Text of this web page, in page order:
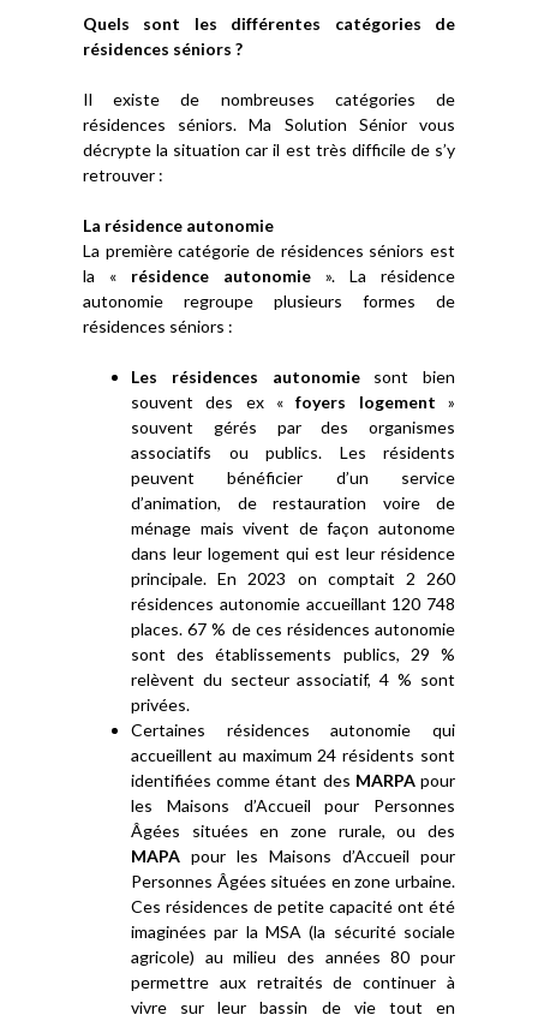
Quels sont les différentes catégories de
résidences séniors ?
Il existe de nombreuses catégories de
résidences séniors. Ma Solution Sénior vous
décrypte la situation car il est très difficile de s’y
retrouver :
La résidence autonomie
La première catégorie de résidences séniors est
la « résidence autonomie ». La résidence
autonomie regroupe plusieurs formes de
résidences séniors :
Les résidences autonomiesont bien
souvent des ex «foyers logement »
souvent gérés par des organismes
associatifs ou publics. Les résidents
peuvent bénéficier d’un service
d’animation, de restauration voire de
ménage mais vivent de façon autonome
dans leur logement qui est leur résidence
principale. En 2023 on comptait 2 260
résidences autonomie accueillant 120 748
places. 67 % de ces résidences autonomie
sont des établissements publics, 29 %
relèvent du secteur associatif, 4 % sont
privées.
Certaines résidences autonomie qui
accueillent au maximum 24 résidents sont
identifiées comme étant des MARPApour
les Maisons d’Accueil pour Personnes
Âgées situées en zone rurale, ou des
MAPA pour les Maisons d’Accueil pour
Personnes Âgées situées en zone urbaine.
Ces résidences de petite capacité ont été
imaginées par la MSA (la sécurité sociale
agricole) au milieu des années 80 pour
permettre aux retraités de continuer à
vivre sur leur bassin de vie tout en